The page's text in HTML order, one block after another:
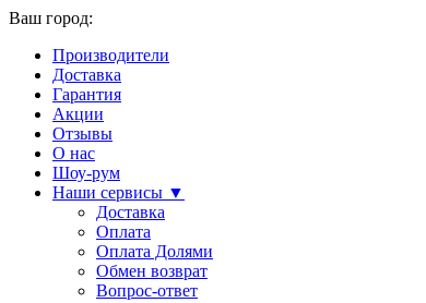
Ваш город:
Производители
Доставка
Гарантия
Акции
Отзывы
О нас
Шоу-рум
Наши сервисы ▼
Доставка
Оплата
Оплата Долями
Обмен возврат
Вопрос-ответ